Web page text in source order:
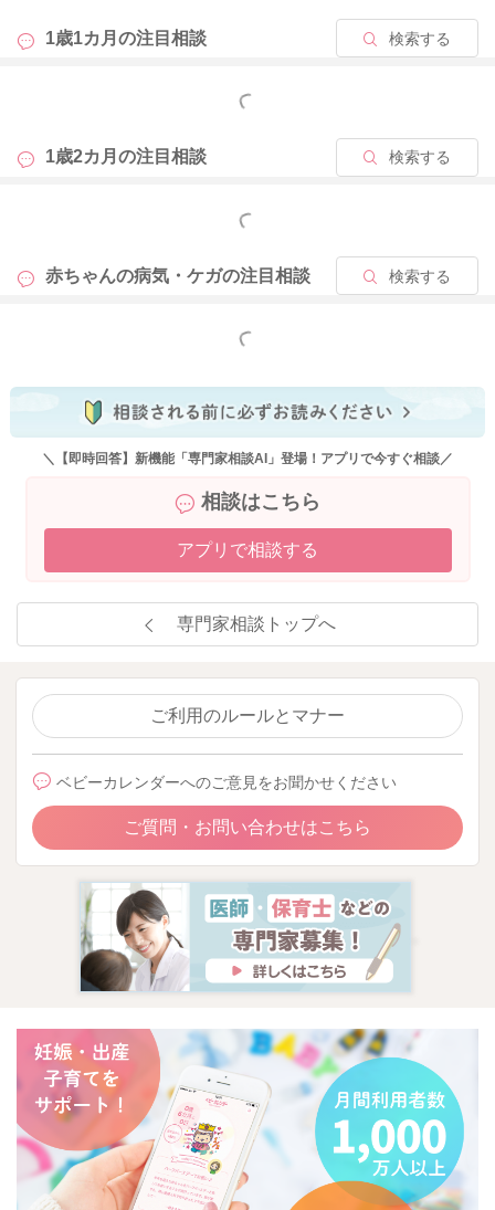
1歳1カ月の注目相談 検索する
もっと見る
1歳2カ月の注目相談 検索する
もっと見る
赤ちゃんの病気・ケガの注目相談 検索する
もっと見る
＼【即時回答】新機能「専門家相談AI」登場！アプリで今すぐ相談／
相談はこちら
アプリで相談する
専門家相談トップへ
ご利用のルールとマナー
ベビーカレンダーへのご意見をお聞かせください
ご質問・お問い合わせはこちら